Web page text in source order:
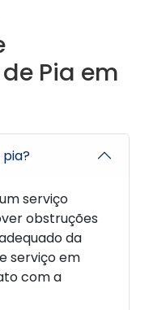
Pia em
serviço
obstruções
da
serviço em
com a